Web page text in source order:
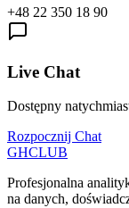
+48 22 350 18 90
Live Chat
Dostępny
Rozpocznij Chat
GHCLUB
Profesjonalna
na danych,